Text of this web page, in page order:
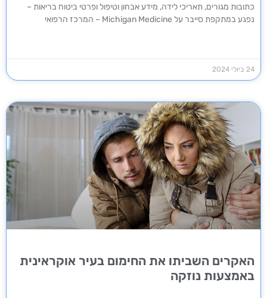
כתובות מגורים, תאריכי לידה, מידע אבחון וטיפול ופרטי ביטוח בריאות –
נפגע במתקפת סייבר על Michigan Medicine – המרכז הרפואי
24 ביולי 2024
האקרים השביתו את החימום בעיר אוקראינית
באמצעות נוזקה